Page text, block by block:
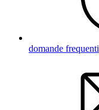
domande frequenti